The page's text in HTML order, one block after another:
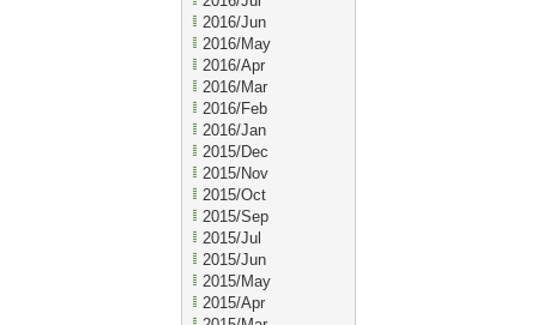
2016/Jun
2016/May
2016/Apr
2016/Mar
2016/Feb
2016/Jan
2015/Dec
2015/Nov
2015/Oct
2015/Sep
2015/Jul
2015/Jun
2015/May
2015/Apr